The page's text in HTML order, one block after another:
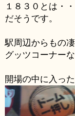
１８３０とは・
だそうです。
駅周辺からもの
グッツコーナー
開場の中に入っ